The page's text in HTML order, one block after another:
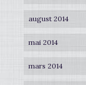
august 2014
mai 2014
mars 2014